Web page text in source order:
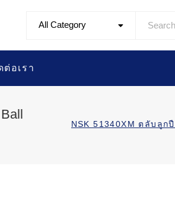
All Category
ต่อเรา
NSK 51340XM ตลับลูก